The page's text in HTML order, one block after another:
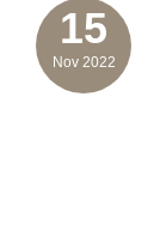
15
Nov 2022